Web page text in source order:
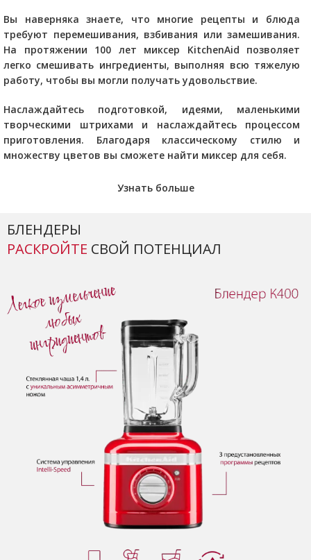
Вы наверняка знаете, что многие рецепты и блюда
требуют перемешивания, взбивания или замешивания.
На протяжении 100 лет миксер KitchenAid позволяет
легко смешивать ингредиенты, выполняя всю тяжелую
работу, чтобы вы могли получать удовольствие.
Наслаждайтесь подготовкой, идеями, маленькими
творческими штрихами и наслаждайтесь процессом
приготовления. Благодаря классическому стилю и
множеству цветов вы сможете найти миксер для себя.
Узнать больше
БЛЕНДЕРЫ
РАСКРОЙТЕ СВОЙ ПОТЕНЦИАЛ